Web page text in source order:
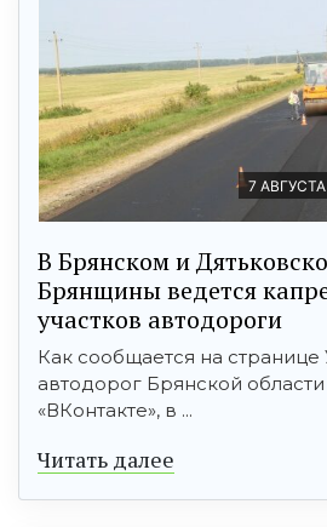
7 АВГУСТА
В Брянском и
Брянщины ведется
участков автодороги
Как сообщается на странице
автодорог Брянской
«ВКонтакте», в ...
Читать далее